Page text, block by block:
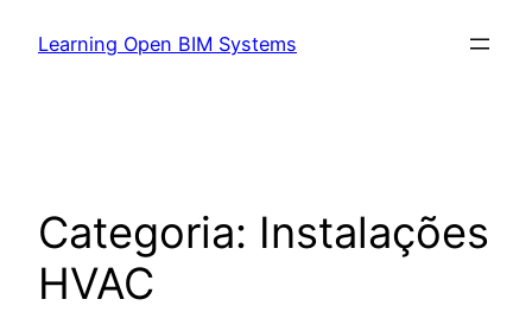
Learning Open BIM Systems
Categoria: Instalações
HVAC